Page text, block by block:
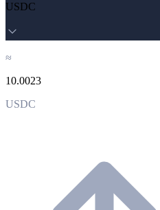
USDC
≈
10.0023
USDC